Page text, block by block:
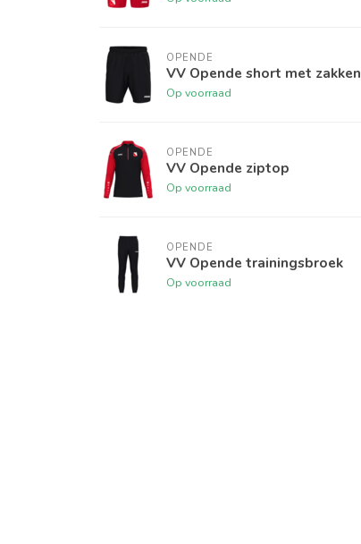
OPENDE
VV Opende short met zakken
Op voorraad
OPENDE
VV Opende ziptop
Op voorraad
OPENDE
VV Opende trainingsbroek
Op voorraad